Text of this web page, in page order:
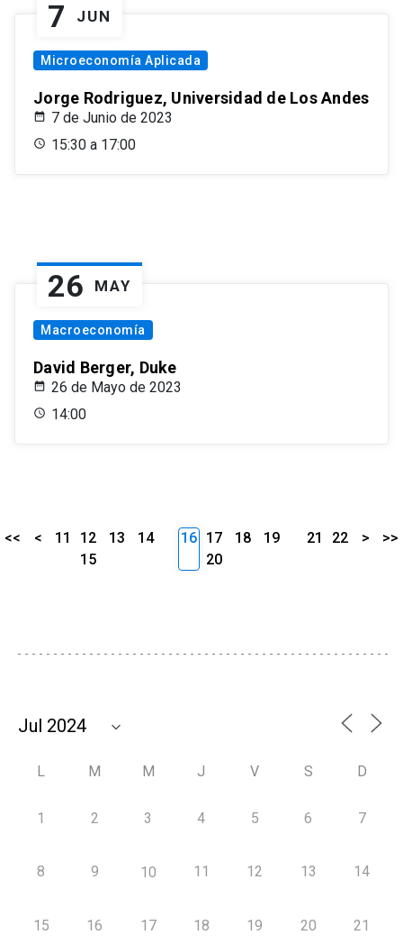
7 JUN
Microeconomía Aplicada
Jorge Rodriguez, Universidad de Los Andes
7 de Junio de 2023
15:30 a 17:00
26 MAY
Macroeconomía
David Berger, Duke
26 de Mayo de 2023
14:00
<< < 11 12 13
14
15
16 17 18
19
20
21 22 > >>
L M M J V S D
1 2 3 4 5 6 7
8 9 10 11 12 13 14
15 16 17 18 19 20 21